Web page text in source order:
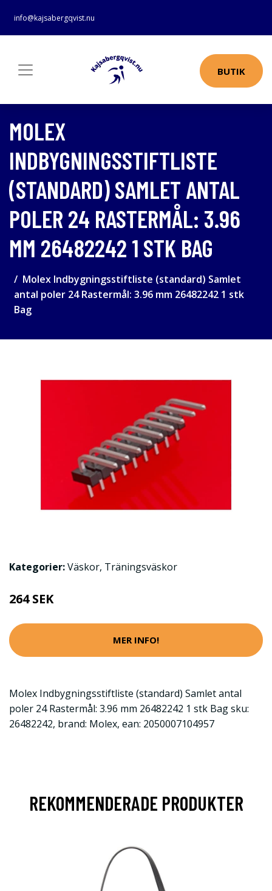
info@kajsabergqvist.nu
BUTIK
MOLEX
INDBYGNINGSSTIFTLISTE
(STANDARD) SAMLET ANTAL
POLER 24 RASTERMÅL: 3.96
MM 26482242 1 STK BAG
Molex Indbygningsstiftliste (standard) Samlet
antal poler 24 Rastermål: 3.96 mm 26482242 1 stk
Bag
Kategorier:Väskor, Träningsväskor
264 SEK
MER INFO!
Molex Indbygningsstiftliste (standard) Samlet antal
poler 24 Rastermål: 3.96 mm 26482242 1 stk Bag sku:
26482242, brand: Molex, ean: 2050007104957
REKOMMENDERADE PRODUKTER